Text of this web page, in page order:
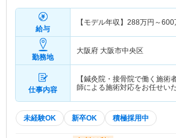
給与
【モデル年収】 288万円～600
勤務地
大阪府 大阪市中央区
仕事内容
【鍼灸院・接骨院で働く施術
師による施術対応をお任せい
未経験OK 新卒OK 積極採用中